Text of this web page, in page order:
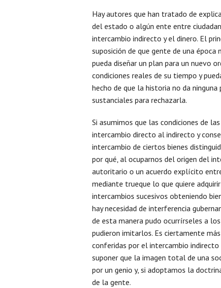
Hay autores que han tratado de
del estado o algún ente entre
intercambio indirecto y el dinero. El
suposición de que gente de una
pueda diseñar un plan para un nuevo
condiciones reales de su tiempo y
hecho de que la historia no da
sustanciales para rechazarla.
Si asumimos que las condiciones de
intercambio directo al indirecto y
intercambio de ciertos bienes
por qué, al ocuparnos del origen del
autoritario o un acuerdo explícito
mediante trueque lo que quiere
intercambios sucesivos obteniendo
hay necesidad de interferencia
de esta manera pudo ocurrírseles a
pudieron imitarlos. Es ciertamente
conferidas por el intercambio
suponer que la imagen total de una
por un genio y, si adoptamos la
de la gente.